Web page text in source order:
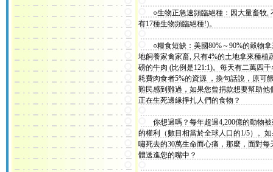
○生物正急速頻臨絕種：因大量畜牧,
有17種生物頻臨絕種!)。
○糧食短缺：美國80%～90%的穀物拿
地飼養家禽家畜, 只有4%的土地拿來種植
磅的牛肉 (比例是121:1)。每天有二萬四
耗費肉食者5%的資源 ，換句話說，原可
難民感到難過，如果您曾捐款想要幫助
正在生死邊緣掙扎人們的食物？
你想過嗎？每年超過4,200億的動物被
的權利（數目相當於全球人口的1/5）。
嘯死去的30萬生命而心痛，那麼，面對
體送進您的嘴中？